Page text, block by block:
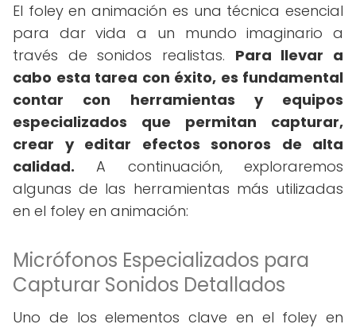
El foley en animación es una técnica esencial
para dar vida a un mundo imaginario a
través de sonidos realistas. Para llevar a
cabo esta tarea con éxito, es fundamental
contar con herramientas y equipos
especializados que permitan capturar,
crear y editar efectos sonoros de alta
calidad. A continuación, exploraremos
algunas de las herramientas más utilizadas
en el foley en animación:
Micrófonos Especializados para
Capturar Sonidos Detallados
Uno de los elementos clave en el foley en